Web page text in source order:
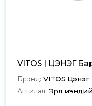
VITOS | ЦЭНЭГ
Брэнд: VITOS Цэнэг
Ангилал: Эрүүл